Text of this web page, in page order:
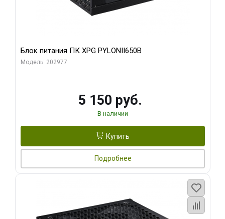
Блок питания ПК XPG PYLONII650B
Модель: 202977
5 150 руб.
В наличии
Купить
Подробнее